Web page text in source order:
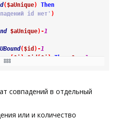
($aUnique)
Then
id нет' )
$aUnique) -1
UBound($id ) -1
[$i ] $id[$j ] Then $n
1
совпадений в отдельный
или и количество